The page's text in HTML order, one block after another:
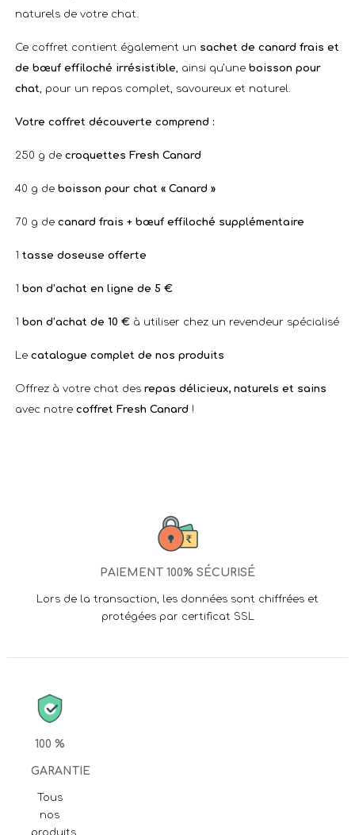
naturels de votre chat.
Ce coffret contient également un sachet de canard frais et
de bœuf effiloché irrésistible , ainsi qu’une boisson pour
chat , pour un repas complet, savoureux et naturel.
Votre coffret découverte comprend :
250 g de croquettes Fresh Canard
40 g de boisson pour chat « Canard »
70 g de canard frais + bœuf effiloché supplémentaire
1 tasse doseuse offerte
1 bon d’achat en ligne de 5 €
1 bon d’achat de 10 € à utiliser chez un revendeur spécialisé
Le catalogue complet de nos produits
Offrez à votre chat des repas délicieux, naturels et sains
avec notre coffret Fresh Canard !
PAIEMENT 100% SÉCURISÉ
Lors de la transaction, les données sont chiffrées et
protégées par certificat SSL
100 %
GARANTIE
Tous
nos